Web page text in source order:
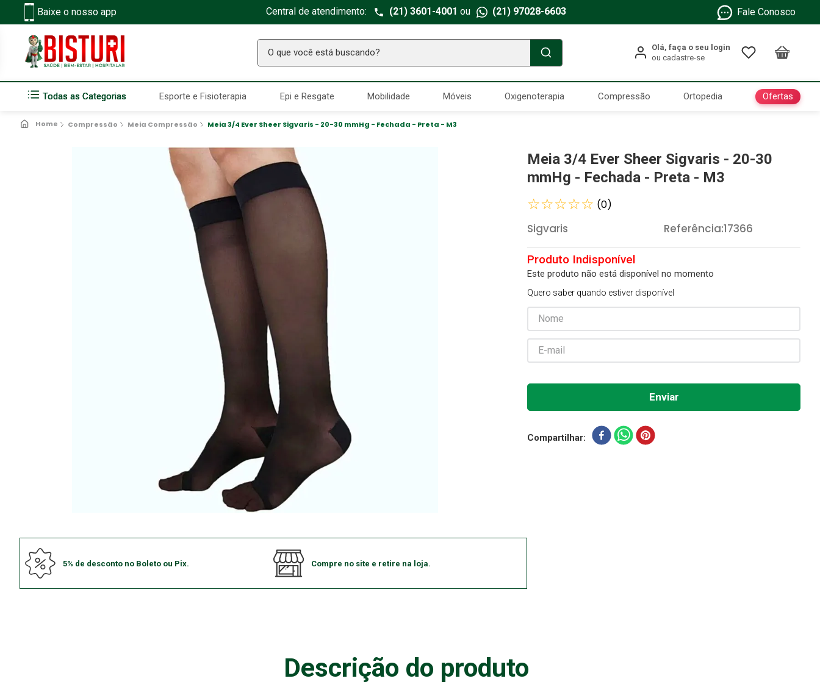
Baixe o nosso app Central de atendimento: (21) 3601-4001 ou (21) 97028-6603 Fale Conosco
O que você está buscando?
Todas as Categorias Esporte e Fisioterapia Epi e Resgate Mobilidade Móveis Oxigenoterapia Compressão Ortopedia Ofertas
Compressão Meia Compressão Meia 3/4 Ever Sheer Sigvaris - 20-30 mmHg - Fechada - Preta - M3
5% de desconto no Boleto ou Pix. Compre no site e retire na loja.
Meia 3/4 Ever Sheer Sigvaris - 20-30
mmHg - Fechada - Preta - M3
☆☆☆☆☆ (0)
Sigvaris Referência:17366
Este produto não está disponível no momento
Quero saber quando estiver disponível
Compartilhar
Descrição do produto
TERMOS MAIS BUSCADOS
Seringa Insulina
2º Fralda Geriatrica
3º
4º Littmann
Estetoscopio Littmann
Aparelho Pressão
Absorvente Geriatrico
Gaze Esteril